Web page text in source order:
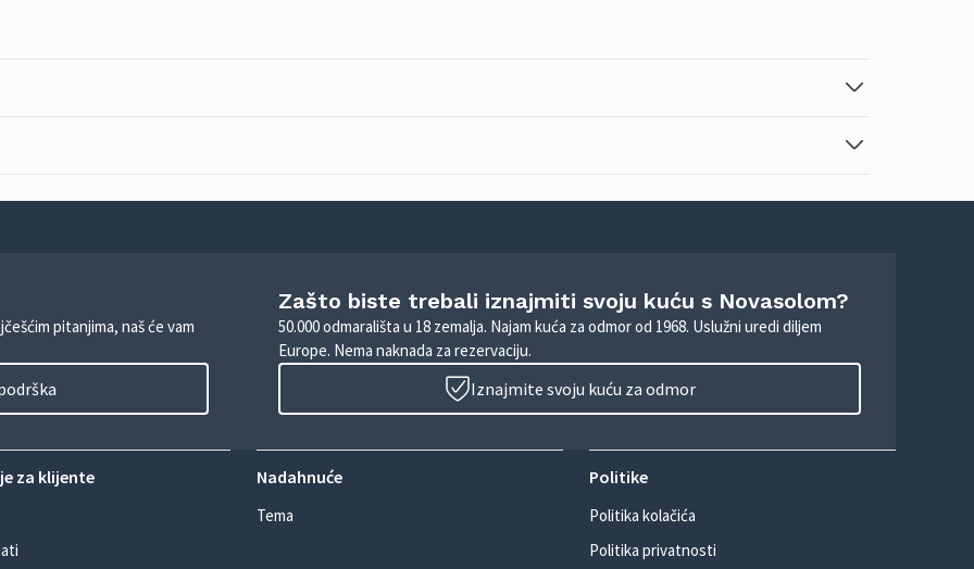
pitanjima, naš će vam
Zašto biste trebali iznajmiti svoju kuću s Novasolom?
50.000 odmarališta u 18 zemalja. Najam kuća za odmor od 1968. Uslužni uredi diljem
Europe. Nema naknada za rezervaciju.
Iznajmite svoju kuću za odmor
za klijente Nadahnuće
Tema
Politike
Politika kolačića
Politika privatnosti